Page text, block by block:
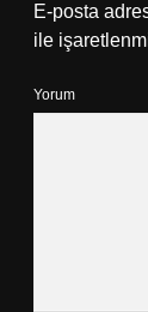
E-posta
ile
Yorum